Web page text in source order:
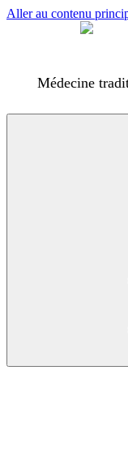
Aller au contenu
Médecine